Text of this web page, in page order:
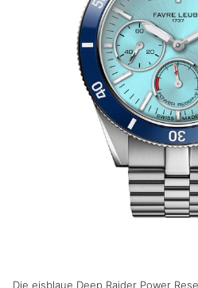
Die eisblaue Deep Raider Power